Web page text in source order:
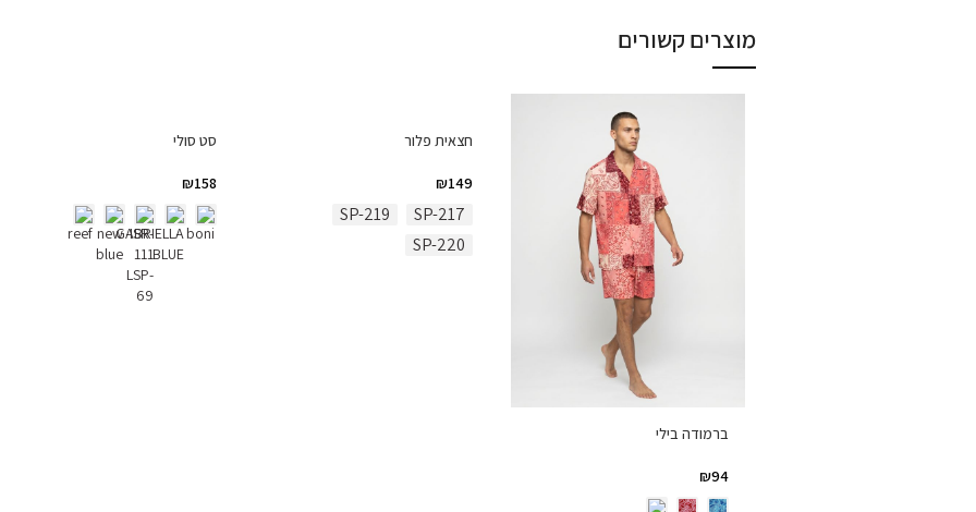
מוצרים קשורים
ברמודה בילי
₪94
חצאית פלור
₪149
SP-217
SP-219
SP-220
סט סולי
₪158